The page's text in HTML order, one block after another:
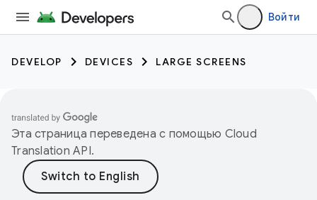
Войти
DEVELOP DEVICES LARGE SCREENS
Эта страница переведена с помощью Cloud
Translation API.